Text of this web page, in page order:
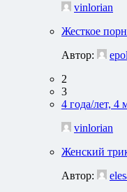
vinlorian
Жесткое
Автор:
2
3
4 года/лет, 4
vinlorian
Женский
Автор: